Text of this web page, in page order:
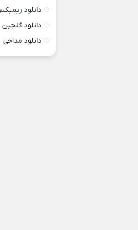
دانلود
دانلود گلچین
دانلود مداحی